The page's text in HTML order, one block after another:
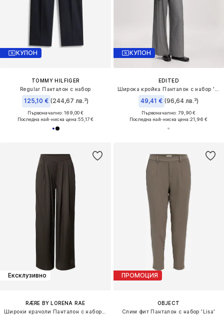
КУПОН
TOMMY HILFIGER
Regular Панталон с набор
125,10 € (244,67 лв.³)
Първоначално: 169,00 €
Последна най-ниска цена:55,17 €
КУПОН
EDITED
49,41 € (96,64 лв.³)
Първоначално: 79,90 €
Последна най-ниска цена:21,96 €
Ексклузивно
RÆRE BY LORENA RAE
ПРОМОЦИЯ
OBJECT
Слим фит Панталон с набор 'Lisa'